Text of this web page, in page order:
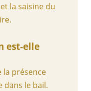
la saisine du
est-elle
la présence
dans le bail.